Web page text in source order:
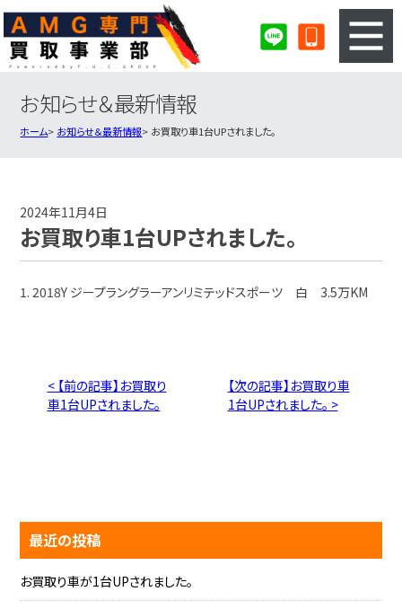
3ステップのカンタン査定
AMG買取実績
お知らせ＆最新情報
ホーム お知らせ＆最新情報 お買取り車1台UPされました。
2024年11月4日
お買取り車1台UPされました。
1. 2018Y ジープラングラーアンリミテッドスポーツ 白 3.5万KM
< 【前の記事】お買取り
車1台UPされました。
【次の記事】お買取り車
1台UPされました。 >
最近の投稿
お買取り車が1台UPされました。